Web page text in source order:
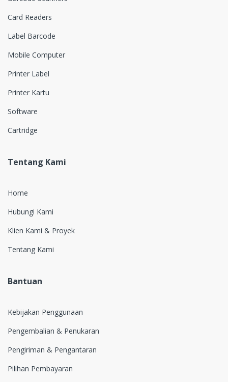
Card Readers
Label Barcode
Mobile Computer
Printer Label
Printer Kartu
Software
Cartridge
Tentang Kami
Home
Hubungi Kami
Klien Kami & Proyek
Tentang Kami
Bantuan
Kebijakan Penggunaan
Pengembalian & Penukaran
Pengiriman & Pengantaran
Pilihan Pembayaran